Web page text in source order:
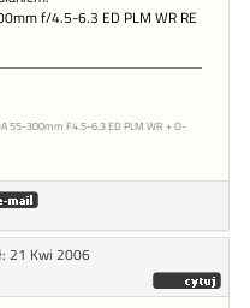
f/4.5-6.3 ED PLM WR RE
55-300mm F4.5-6.3 ED PLM WR + O-
21 Kwi 2006